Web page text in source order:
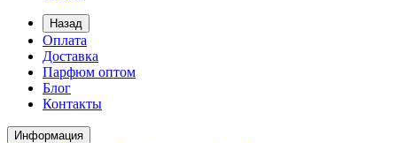
Назад
Оплата
Доставка
Парфюм оптом
Блог
Контакты
Информация